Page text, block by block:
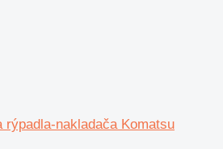
nakladača Komatsu